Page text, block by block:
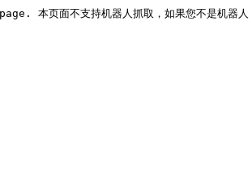
页面不支持机器人抓取，如果您不是机器人，